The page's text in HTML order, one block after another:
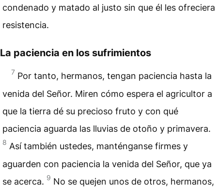
condenado y matado al justo sin que él les ofreciera
resistencia.
La paciencia en los sufrimientos
7 Por tanto, hermanos, tengan paciencia hasta la
venida del Señor. Miren cómo espera el agricultor a
que la tierra dé su precioso fruto y con qué
paciencia aguarda las lluvias de otoño y primavera.
8 Así también ustedes, manténganse firmes y
aguarden con paciencia la venida del Señor, que ya
se acerca. 9 No se quejen unos de otros, hermanos,